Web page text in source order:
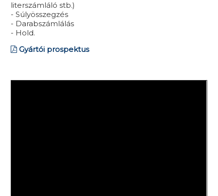
literszámláló stb.)
- Súlyösszegzés
- Darabszámlálás
- Hold.
Gyártói prospektus